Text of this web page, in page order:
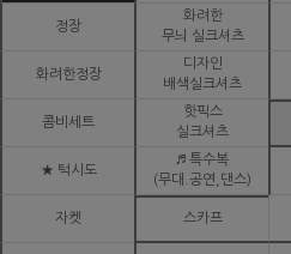
정장
화려한
무늬 실크셔츠
화려한정장
디자인
배색실크셔츠
콤비세트
핫픽스
실크셔츠
★ 턱시도
♬ 특수복
(무대.공연,댄스)
자켓 스카프